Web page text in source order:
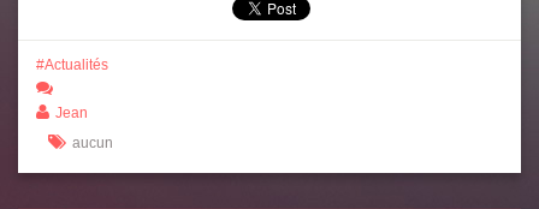
Actualités
Jean
aucun